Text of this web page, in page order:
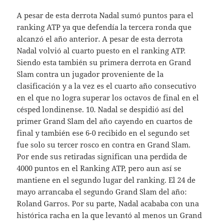
A pesar de esta derrota Nadal sumó puntos para el
ranking ATP ya que defendía la tercera ronda que
alcanzó el año anterior. A pesar de esta derrota
Nadal volvió al cuarto puesto en el ranking ATP.
Siendo esta también su primera derrota en Grand
Slam contra un jugador proveniente de la
clasificación y a la vez es el cuarto año consecutivo
en el que no logra superar los octavos de final en el
césped londinense. 10. Nadal se despidió así del
primer Grand Slam del año cayendo en cuartos de
final y también ese 6-0 recibido en el segundo set
fue solo su tercer rosco en contra en Grand Slam.
Por ende sus retiradas significan una perdida de
4000 puntos en el Ranking ATP, pero aun así se
mantiene en el segundo lugar del ranking. El 24 de
mayo arrancaba el segundo Grand Slam del año:
Roland Garros. Por su parte, Nadal acababa con una
histórica racha en la que levantó al menos un Grand